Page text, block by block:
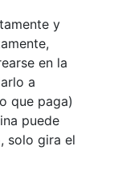
y
en la
a
que paga)
puede
solo gira el